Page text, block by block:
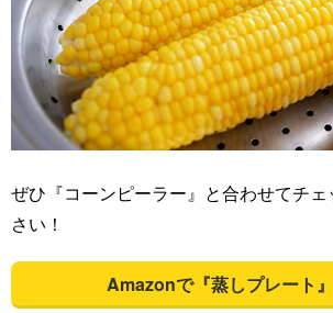
ぜひ『コーンピーラー』と合わせてチ
さい！
Amazonで『蒸しプレート